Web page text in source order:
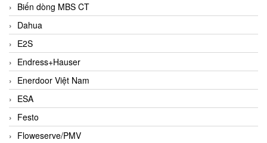
Biến dòng MBS CT
Dahua
E2S
Endress+Hauser
Enerdoor Việt Nam
ESA
Festo
Floweserve/PMV